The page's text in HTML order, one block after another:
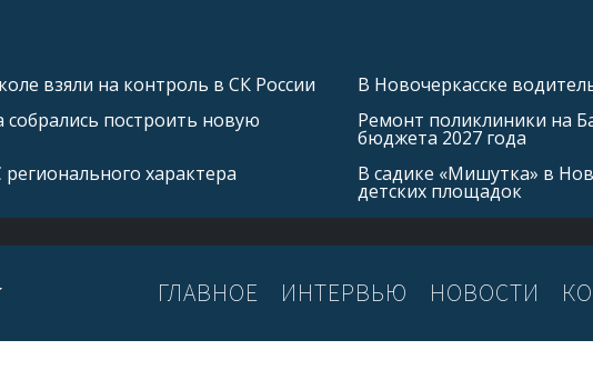
взяли на контроль в СК России
собрались построить новую
характера
В Новочеркасске
Ремонт поликлиники на
бюджета 2027 года
В садике «Мишутка» в
детских площадок
ГЛАВНОЕ ИНТЕРВЬЮ НОВОСТИ